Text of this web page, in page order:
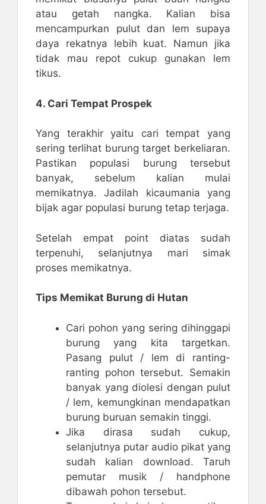
atau getah nangka. Kalian bisa
mencampurkan pulut dan lem supaya
daya rekatnya lebih kuat. Namun jika
tidak mau repot cukup gunakan lem
tikus.
4. Cari Tempat Prospek
Yang terakhir yaitu cari tempat yang
sering terlihat burung target berkeliaran.
Pastikan populasi burung tersebut
banyak, sebelum kalian mulai
memikatnya. Jadilah kicaumania yang
bijak agar populasi burung tetap terjaga.
Setelah empat point diatas sudah
terpenuhi, selanjutnya mari simak
proses memikatnya.
Tips Memikat Burung di Hutan
Cari pohon yang sering dihinggapi
burung yang kita targetkan.
Pasang pulut / lem di ranting-
ranting pohon tersebut. Semakin
banyak yang diolesi dengan pulut
/ lem, kemungkinan mendapatkan
burung buruan semakin tinggi.
Jika dirasa sudah cukup,
selanjutnya putar audio pikat yang
sudah kalian download. Taruh
pemutar musik / handphone
dibawah pohon tersebut.